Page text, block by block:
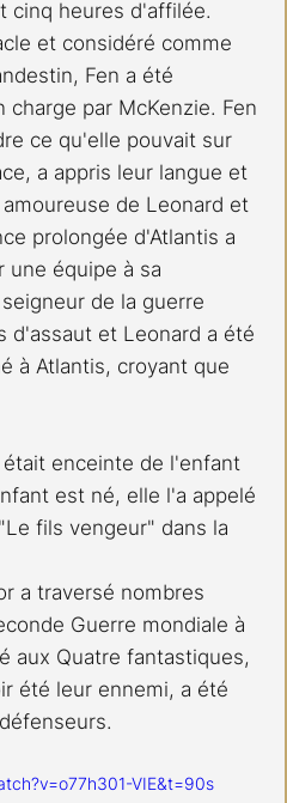
cinq heures d'affilée.
et considéré comme
Fen a été
par McKenzie. Fen
ce qu'elle pouvait sur
a appris leur langue et
de Leonard et
prolongée d'Atlantis a
une équipe à sa
de la guerre
d'assaut et Leonard a été
à Atlantis, croyant que
enceinte de l'enfant
est né, elle l'a appelé
fils vengeur" dans la
a traversé nombres
Guerre mondiale à
aux Quatre fantastiques,
été leur ennemi, a été
VIE&t=90s